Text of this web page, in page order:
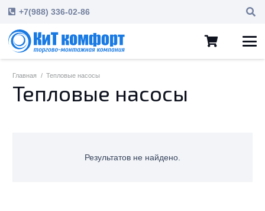
+7(988) 336-02-86
Главная / Тепловые насосы
Тепловые насосы
Результатов не найдено.